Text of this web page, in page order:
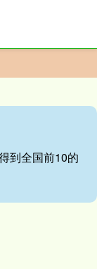
到全国前10的